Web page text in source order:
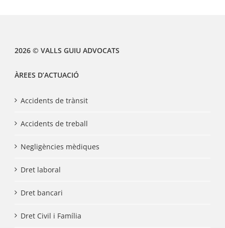
2026 © VALLS GUIU ADVOCATS
ÀREES D’ACTUACIÓ
Accidents de trànsit
Accidents de treball
Negligències mèdiques
Dret laboral
Dret bancari
Dret Civil i Família